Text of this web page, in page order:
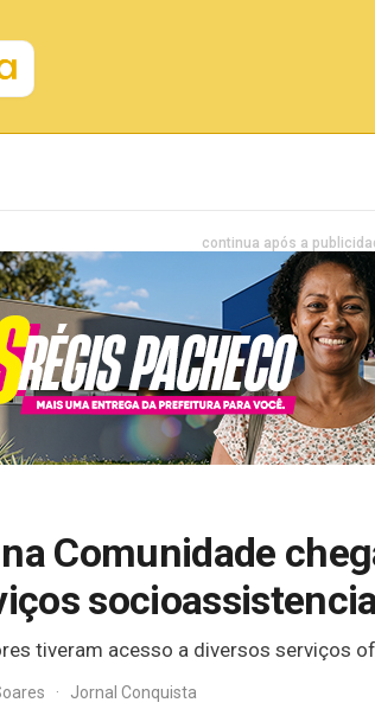
continua após a
Comunidade
tiveram acesso a diversos serviços
· Jornal Conquista